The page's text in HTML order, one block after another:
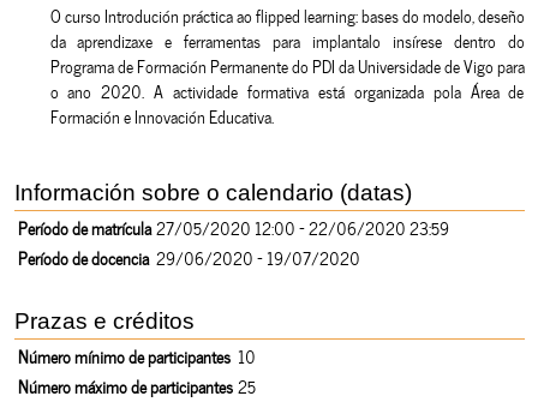
O curso Introdución práctica ao flipped learning: bases do modelo, deseño
da aprendizaxe e ferramentas para implantalo insírese dentro do
Programa de Formación Permanente do PDI da Universidade de Vigo para
o ano 2020. A actividade formativa está organizada pola Área de
Formación e Innovación Educativa.
Información sobre o calendario (datas)
Período de matrícula 27/05/2020 12:00 - 22/06/2020 23:59
Período de docencia 29/06/2020 - 19/07/2020
Prazas e créditos
Número mínimo de participantes 10
Número máximo de participantes 25